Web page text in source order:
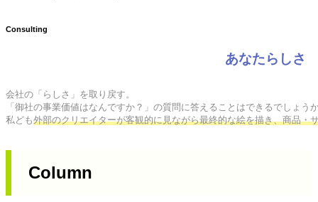
Consulting
あなたらしさ
会社の「らしさ」を取り戻す。
「御社の事業価値はなんですか？」の質問に答えることはできるでしょう
私ども外部のクリエイターが客観的に見ながら最終的な絵を描き、商品・
Column